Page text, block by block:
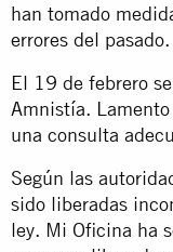
han tomado
errores del pasado.
El 19 de febrero
Amnistía.
una consulta
Según las
sido liberadas
ley. Mi Oficina ha